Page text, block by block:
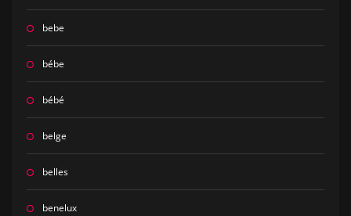
bebe
bébe
bébé
belge
belles
benelux